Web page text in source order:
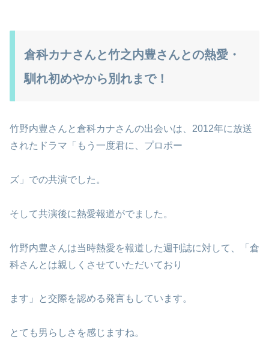
倉科カナさんと竹之内豊さんとの熱愛・
馴れ初めやから別れまで！
竹野内豊さんと倉科カナさんの出会いは、2012年に放送
されたドラマ「もう一度君に、プロポー
ズ」での共演でした。
そして共演後に熱愛報道がでました。
竹野内豊さんは当時熱愛を報道した週刊誌に対して、「倉
科さんとは親しくさせていただいており
ます」と交際を認める発言もしています。
とても男らしさを感じますね。